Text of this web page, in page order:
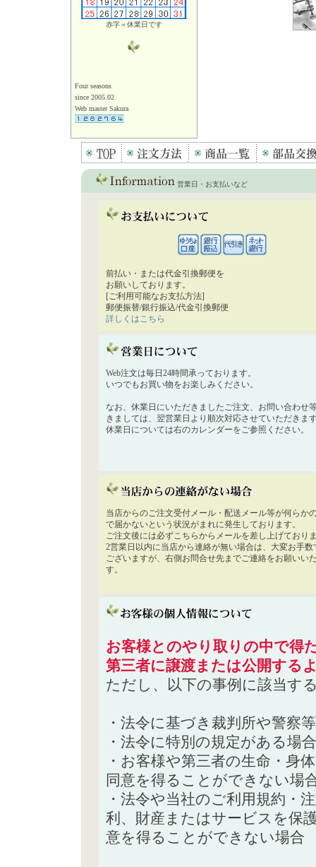
赤字＝休業日です
Four seasons
since 2005.02
Web master Sakura
営業日・お支払いなど
前払い・または代金引換郵便を
お願いしております。
[ご利用可能なお支払方法]
郵便振替/銀行振込/代金引換郵便
詳しくはこちら
Web注文は毎日24時間承っております。
いつでもお買い物をお楽しみください。
なお、休業日にいただきましたご注文、お問い合わせ
きましては、翌営業日より順次対応させていただきま
休業日については右のカレンダーをご参照ください。
当店からのご注文受付メール・配送メール等が何らか
で届かないという状況がまれに発生しております。
ご注文後には必ずこちらからメールを差し上げており
2営業日以内に当店から連絡が無い場合は、大変お手数
ございますが、右側お問合せ先までご連絡をお願いい
す。
お客様とのやり取りの中で得
第三者に譲渡または公開する
ただし、以下の事例に該当す
・法令に基づき裁判所や警察
・法令に特別の規定がある場合
・お客様や第三者の生命・身
同意を得ることができない場
・法令や当社のご利用規約・
利、財産またはサービスを保
意を得ることができない場合